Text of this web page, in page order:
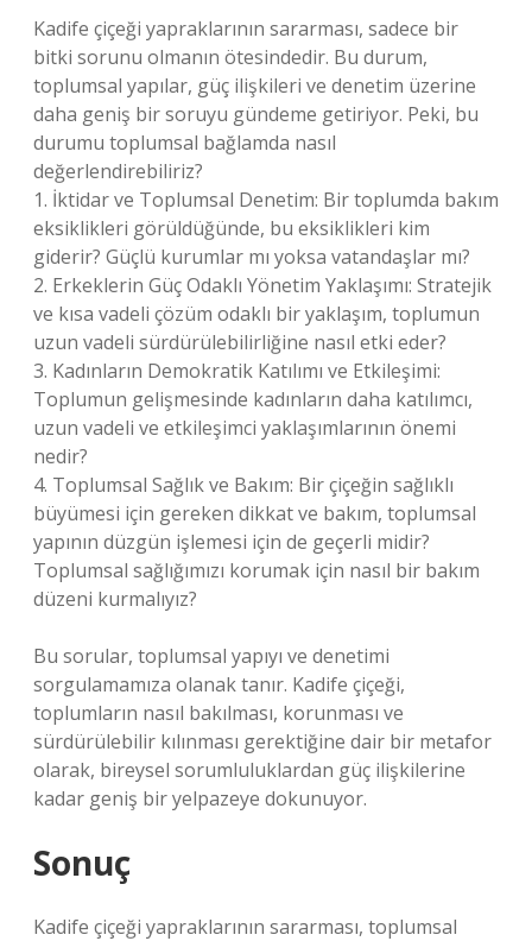
Kadife çiçeği yapraklarının sararması, sadece bir
bitki sorunu olmanın ötesindedir. Bu durum,
toplumsal yapılar, güç ilişkileri ve denetim üzerine
daha geniş bir soruyu gündeme getiriyor. Peki, bu
durumu toplumsal bağlamda nasıl
değerlendirebiliriz?
1. İktidar ve Toplumsal Denetim: Bir toplumda bakım
eksiklikleri görüldüğünde, bu eksiklikleri kim
giderir? Güçlü kurumlar mı yoksa vatandaşlar mı?
2. Erkeklerin Güç Odaklı Yönetim Yaklaşımı: Stratejik
ve kısa vadeli çözüm odaklı bir yaklaşım, toplumun
uzun vadeli sürdürülebilirliğine nasıl etki eder?
3. Kadınların Demokratik Katılımı ve Etkileşimi:
Toplumun gelişmesinde kadınların daha katılımcı,
uzun vadeli ve etkileşimci yaklaşımlarının önemi
nedir?
4. Toplumsal Sağlık ve Bakım: Bir çiçeğin sağlıklı
büyümesi için gereken dikkat ve bakım, toplumsal
yapının düzgün işlemesi için de geçerli midir?
Toplumsal sağlığımızı korumak için nasıl bir bakım
düzeni kurmalıyız?
Bu sorular, toplumsal yapıyı ve denetimi
sorgulamamıza olanak tanır. Kadife çiçeği,
toplumların nasıl bakılması, korunması ve
sürdürülebilir kılınması gerektiğine dair bir metafor
olarak, bireysel sorumluluklardan güç ilişkilerine
kadar geniş bir yelpazeye dokunuyor.
Sonuç
Kadife çiçeği yapraklarının sararması, toplumsal